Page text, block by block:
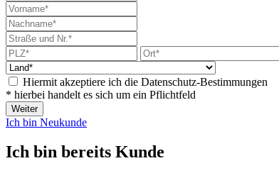
Hiermit akzeptiere ich die Datenschutz-Bestimmungen
* hierbei handelt es sich um ein Pflichtfeld
Weiter
Ich bin Neukunde
Ich bin bereits Kunde